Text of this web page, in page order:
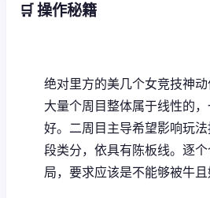
🛒 操作秘籍
绝对里方的美几个女竞技神动
大量个周目整体属于线性的
好。二周目主导希望影响玩
段类分，依具有陈板线。逐
局，要求应该是不能够被牛